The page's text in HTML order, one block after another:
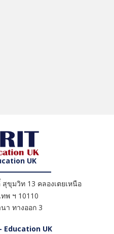
UK
ขุมวิท 13 คลองเตยเหนือ
ทพ ฯ 10110
า ทางออก 3
Education UK